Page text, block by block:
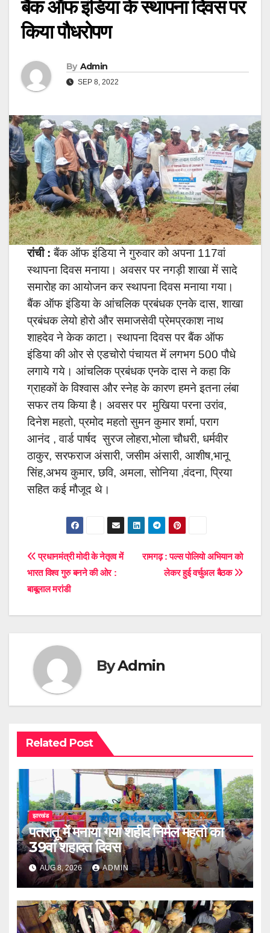
बैंक ऑफ इंडिया के स्थापना दिवस पर
किया पौधरोपण
By Admin
SEP 8, 2022
रांची : बैंक ऑफ इंडिया ने गुरुवार को अपना 117वां
स्थापना दिवस मनाया। अवसर पर नगड़ी शाखा में सादे
समारोह का आयोजन कर स्थापना दिवस मनाया गया।
बैंक ऑफ इंडिया के आंचलिक प्रबंधक एनके दास, शाखा
प्रबंधक लेयो होरो और समाजसेवी प्रेमप्रकाश नाथ
शाहदेव ने केक काटा। स्थापना दिवस पर बैंक ऑफ
इंडिया की ओर से एडचोरो पंचायत में लगभग 500 पौधे
लगाये गये। आंचलिक प्रबंधक एनके दास ने कहा कि
ग्राहकों के विश्वास और स्नेह के कारण हमने इतना लंबा
सफर तय किया है। अवसर पर मुखिया परना उरांव,
दिनेश महतो, प्रमोद महतो सुमन कुमार शर्मा, पराग
आनंद , वार्ड पार्षद सुरज लोहरा,भोला चौधरी, धर्मवीर
ठाकुर, सरफराज अंसारी, जसीम अंसारी, आशीष,भानू
सिंह,अभय कुमार, छवि, अमला, सोनिया ,वंदना, प्रिया
सहित कई मौजूद थे।
Post
navigation
रामगढ़ : पल्स पोलियो अभियान को
लेकर हुई वर्चुअल बैठक
प्रधानमंत्री मोदी के नेतृत्व में
भारत विश्व गुरु बनने की ओर :
बाबूलाल मरांडी
ByAdmin
Related Post
झारखंड
पतरातू में मनाया गया शहीद निर्मल महतो का
39वां शहादत दिवस
AUG 8, 2026 ADMIN